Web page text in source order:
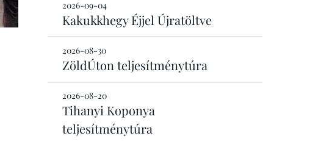
2026-09-04
Kakukkhegy Éjjel Újratöltve
2026-08-30
ZöldÚton teljesítménytúra
2026-08-20
Tihanyi Koponya
teljesítménytúra